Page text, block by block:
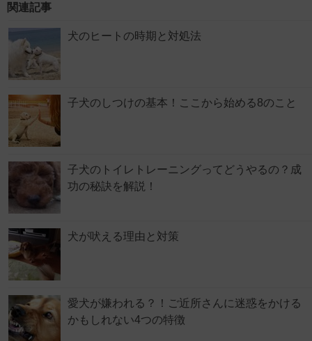
関連記事
犬のヒートの時期と対処法
子犬のしつけの基本！ここから始める8のこと
子犬のトイレトレーニングってどうやるの？成
功の秘訣を解説！
犬が吠える理由と対策
愛犬が嫌われる？！ご近所さんに迷惑をかける
かもしれない4つの特徴